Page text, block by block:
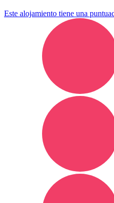
Este alojamiento tiene una